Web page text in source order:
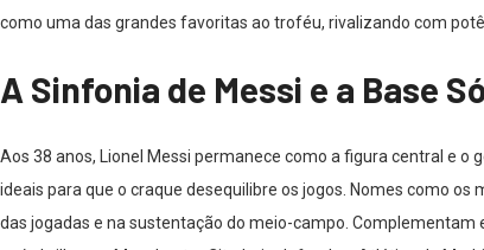
como uma das grandes favoritas ao troféu, rivalizando com
A Sinfonia de Messi e a Base
Aos 38 anos, Lionel Messi permanece como a figura central e
ideais para que o craque desequilibre os jogos. Nomes como
das jogadas e na sustentação do meio-campo.